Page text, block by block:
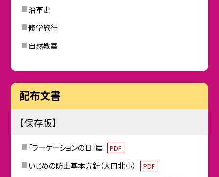
沿革史
修学旅行
自然教室
配布文書
【保存版】
「ラーケーションの日」届 PDF
いじめの防止基本方針（大口北小） PDF